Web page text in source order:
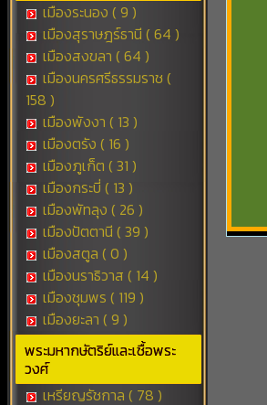
เมืองระนอง ( 9 )
เมืองสุราษฎร์ธานี ( 64 )
เมืองสงขลา ( 64 )
เมืองนครศรีธรรมราช (
158 )
เมืองพังงา ( 13 )
เมืองตรัง ( 16 )
เมืองภูเก็ต ( 31 )
เมืองกระบี่ ( 13 )
เมืองพัทลุง ( 26 )
เมืองปัตตานี ( 39 )
เมืองสตูล ( 0 )
เมืองนราธิวาส ( 14 )
เมืองชุมพร ( 119 )
เมืองยะลา ( 9 )
พระมหากษัตริย์และเชื้อพระ
วงศ์
เหรียญรัชกาล ( 78 )